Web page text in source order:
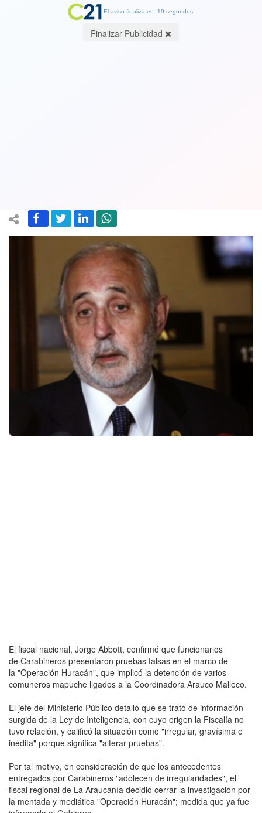
El fiscal nacional, Jorge Abbott, confirmó que funcionarios
de Carabineros presentaron pruebas falsas en el marco de
la "Operación Huracán", que implicó la detención de varios
comuneros mapuche ligados a la Coordinadora Arauco Malleco.
El jefe del Ministerio Público detalló que se trató de información
surgida de la Ley de Inteligencia, con cuyo origen la Fiscalía no
tuvo relación, y calificó la situación como "irregular, gravísima e
inédita" porque significa "alterar pruebas".
Por tal motivo, en consideración de que los antecedentes
entregados por Carabineros "adolecen de irregularidades", el
fiscal regional de La Araucanía decidió cerrar la investigación por
la mentada y mediática "Operación Huracán"; medida que ya fue
El aviso finaliza en: 19 segundos.
Finalizar Publicidad